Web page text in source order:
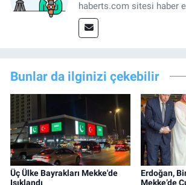
haberts.com sitesi haber
Bunlar da ilginizi çekebilir
Üç Ülke Bayrakları Mekke'de
Işıklandı
Erdoğan,
Mekke’de